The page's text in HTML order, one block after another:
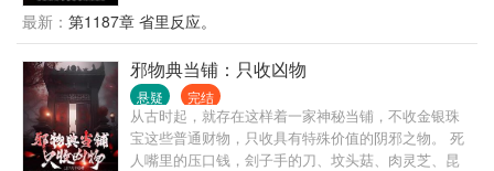
时，他的贵人从天而降，自此平步青云，无人能挡。
原来，他最大的靠山，竟然就是他自己！
最新： 第1187章 省里反应。
邪物典当铺：只收凶物
悬疑 完结
从古时起，就存在这样着一家神秘当铺，不收金银珠
宝这些普通财物，只收具有特殊价值的阴邪之物。 死
人嘴里的压口钱，刽子手的刀、坟头菇、肉灵芝、昆